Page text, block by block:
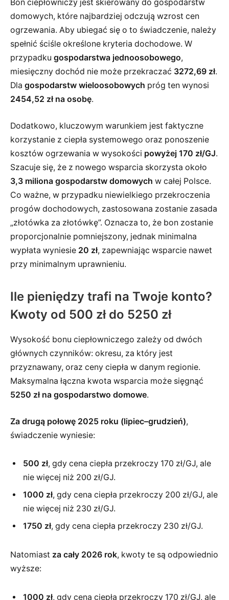
Bon ciepłowniczy jest skierowany do gospodarstw
domowych, które najbardziej odczują wzrost cen
ogrzewania. Aby ubiegać się o to świadczenie, należy
spełnić ściśle określone kryteria dochodowe. W
przypadku gospodarstwa jednoosobowego,
miesięczny dochód nie może przekraczać 3272,69 zł.
Dla gospodarstw wieloosobowych próg ten wynosi
2454,52 zł na osobę.
Dodatkowo, kluczowym warunkiem jest faktyczne
korzystanie z ciepła systemowego oraz ponoszenie
kosztów ogrzewania w wysokości powyżej 170 zł/GJ.
Szacuje się, że z nowego wsparcia skorzysta około
3,3 miliona gospodarstw domowych w całej Polsce.
Co ważne, w przypadku niewielkiego przekroczenia
progów dochodowych, zastosowana zostanie zasada
„złotówka za złotówkę”. Oznacza to, że bon zostanie
proporcjonalnie pomniejszony, jednak minimalna
wypłata wyniesie 20 zł, zapewniając wsparcie nawet
przy minimalnym uprawnieniu.
Ile pieniędzy trafi na Twoje konto?
Kwoty od 500 zł do 5250 zł
Wysokość bonu ciepłowniczego zależy od dwóch
głównych czynników: okresu, za który jest
przyznawany, oraz ceny ciepła w danym regionie.
Maksymalna łączna kwota wsparcia może sięgnąć
5250 zł na gospodarstwo domowe.
Za drugą połowę 2025 roku (lipiec–grudzień),
świadczenie wyniesie:
500 zł, gdy cena ciepła przekroczy 170 zł/GJ, ale
nie więcej niż 200 zł/GJ.
1000 zł, gdy cena ciepła przekroczy 200 zł/GJ, ale
nie więcej niż 230 zł/GJ.
1750 zł, gdy cena ciepła przekroczy 230 zł/GJ.
Natomiast za cały 2026 rok, kwoty te są odpowiednio
wyższe:
1000 zł, gdy cena ciepła przekroczy 170 zł/GJ, ale